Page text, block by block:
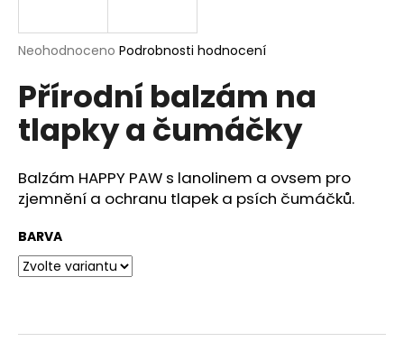
Průměrné
produktu
je
0,0
z
hvězdiček.
Neohodnoceno Podrobnosti hodnocení
Přírodní balzám na
tlapky a čumáčky
Balzám HAPPY PAW s lanolinem a ovsem pro
zjemnění a ochranu tlapek a psích čumáčků.
BARVA
j
t
?
HLEDAT
p